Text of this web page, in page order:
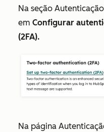
Na seção
em Configurar
(2FA).
Na página